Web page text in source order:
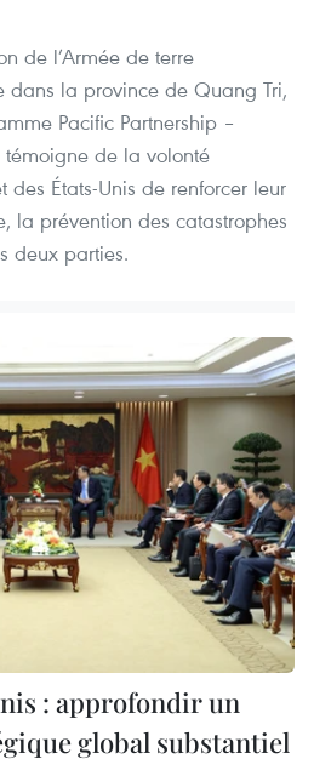
de l’Armée de terre
dans la province de Quang Tri,
Pacific Partnership –
témoigne de la volonté
États-Unis de renforcer leur
la prévention des catastrophes
deux parties.
: approfondir un
global substantiel